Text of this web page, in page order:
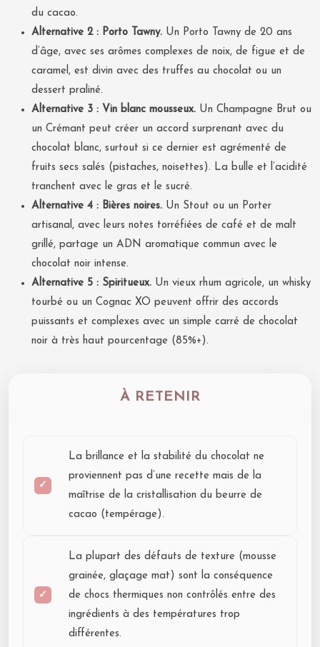
du cacao.
Alternative 2 : Porto Tawny. Un Porto Tawny de 20 ans
d’âge, avec ses arômes complexes de noix, de figue et de
caramel, est divin avec des truffes au chocolat ou un
dessert praliné.
Alternative 3 : Vin blanc mousseux. Un Champagne Brut ou
un Crémant peut créer un accord surprenant avec du
chocolat blanc, surtout si ce dernier est agrémenté de
fruits secs salés (pistaches, noisettes). La bulle et l’acidité
tranchent avec le gras et le sucré.
Alternative 4 : Bières noires. Un Stout ou un Porter
artisanal, avec leurs notes torréfiées de café et de malt
grillé, partage un ADN aromatique commun avec le
chocolat noir intense.
Alternative 5 : Spiritueux. Un vieux rhum agricole, un whisky
tourbé ou un Cognac XO peuvent offrir des accords
puissants et complexes avec un simple carré de chocolat
noir à très haut pourcentage (85%+).
À RETENIR
La brillance et la stabilité du chocolat ne
proviennent pas d’une recette mais de la
maîtrise de la cristallisation du beurre de
cacao (tempérage).
La plupart des défauts de texture (mousse
grainée, glaçage mat) sont la conséquence
de chocs thermiques non contrôlés entre des
ingrédients à des températures trop
différentes.